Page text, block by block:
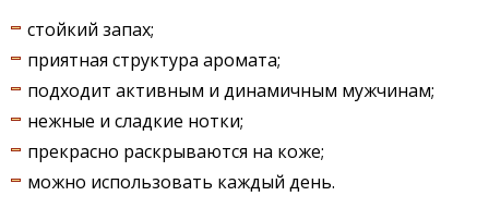
стойкий запах;
приятная структура аромата;
подходит активным и динамичным мужчинам;
нежные и сладкие нотки;
прекрасно раскрываются на коже;
можно использовать каждый день.